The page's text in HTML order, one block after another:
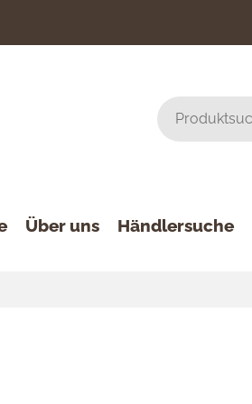
Über uns Händlersuche